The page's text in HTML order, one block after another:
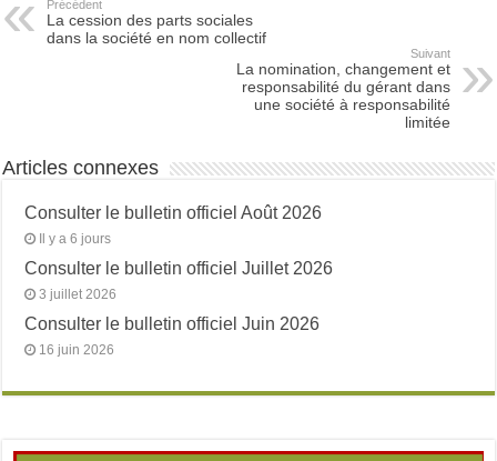
Précédent
La cession des parts sociales
dans la société en nom collectif
Suivant
La nomination, changement et
responsabilité du gérant dans
une société à responsabilité
limitée
Articles connexes
Consulter le bulletin officiel Août 2026
Il y a 6 jours
Consulter le bulletin officiel Juillet 2026
3 juillet 2026
Consulter le bulletin officiel Juin 2026
16 juin 2026